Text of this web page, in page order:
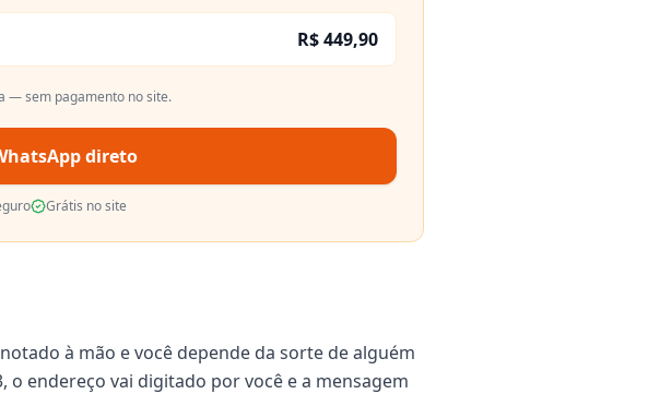
R$ 449,90
— sem pagamento no site.
direto
Grátis no site
à mão e você depende da sorte de alguém
o endereço vai digitado por você e a mensagem